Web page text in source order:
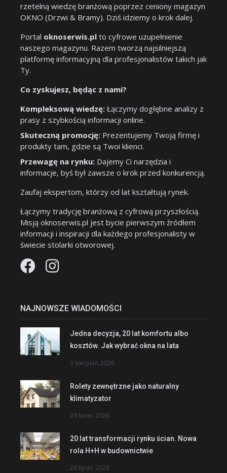
rzetelną wiedzę branżową poprzez ceniony magazyn
OKNO (Drzwi & Bramy). Dziś idziemy o krok dalej.
Portal oknoserwis.pl to cyfrowe uzupełnienie
naszego magazynu. Razem tworzą najsilniejszą
platformę informacyjną dla profesjonalistów takich jak
Ty.
Co zyskujesz, będąc z nami?
Kompleksową wiedzę: Łączymy dogłębne analizy z
prasy z szybkością informacji online.
Skuteczną promocję: Prezentujemy Twoją firmę i
produkty tam, gdzie są Twoi klienci.
Przewagę na rynku: Dajemy Ci narzędzia i
informacje, byś był zawsze o krok przed konkurencją.
Zaufaj ekspertom, którzy od lat kształtują rynek.
Łączymy tradycję branżową z cyfrową przyszłością.
Misją oknoserwis.pl jest bycie pierwszym źródłem
informacji i inspiracji dla każdego profesjonalisty w
świecie stolarki otworowej.
NAJNOWSZE WIADOMOŚCI
Jedna decyzja, 20 lat komfortu albo
kosztów. Jak wybrać okna na lata
3 sierpień 2026
Rolety zewnętrzne jako naturalny
klimatyzator
29 lipiec 2026
20 lat transformacji rynku ścian. Nowa
rola H+H w budownictwie
28 lipiec 2026